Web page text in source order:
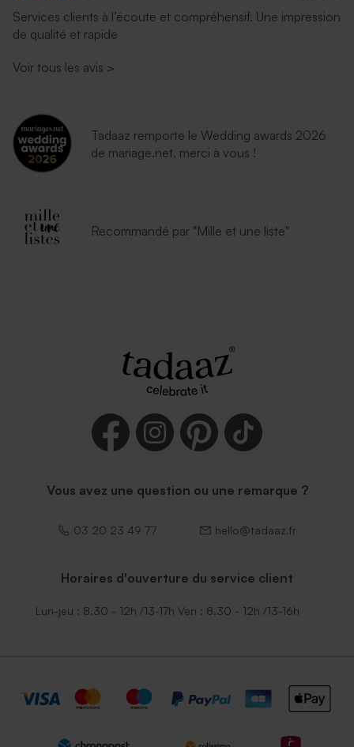
Services clients à l’écoute et compréhensif. Une impression
de qualité et rapide
Voir tous les avis >
Tadaaz remporte le Wedding awards 2026
de mariage.net, merci à vous !
Recommandé par "Mille et une liste"
Vous avez une question ou une remarque ?
03 20 23 49 77 hello@tadaaz.fr
Horaires d'ouverture du service client
Lun-jeu : 8.30 - 12h /13-17h Ven : 8.30 - 12h /13-16h